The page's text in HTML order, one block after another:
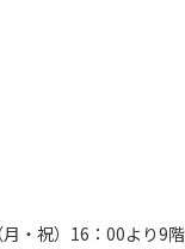
・祝）16：00より9階